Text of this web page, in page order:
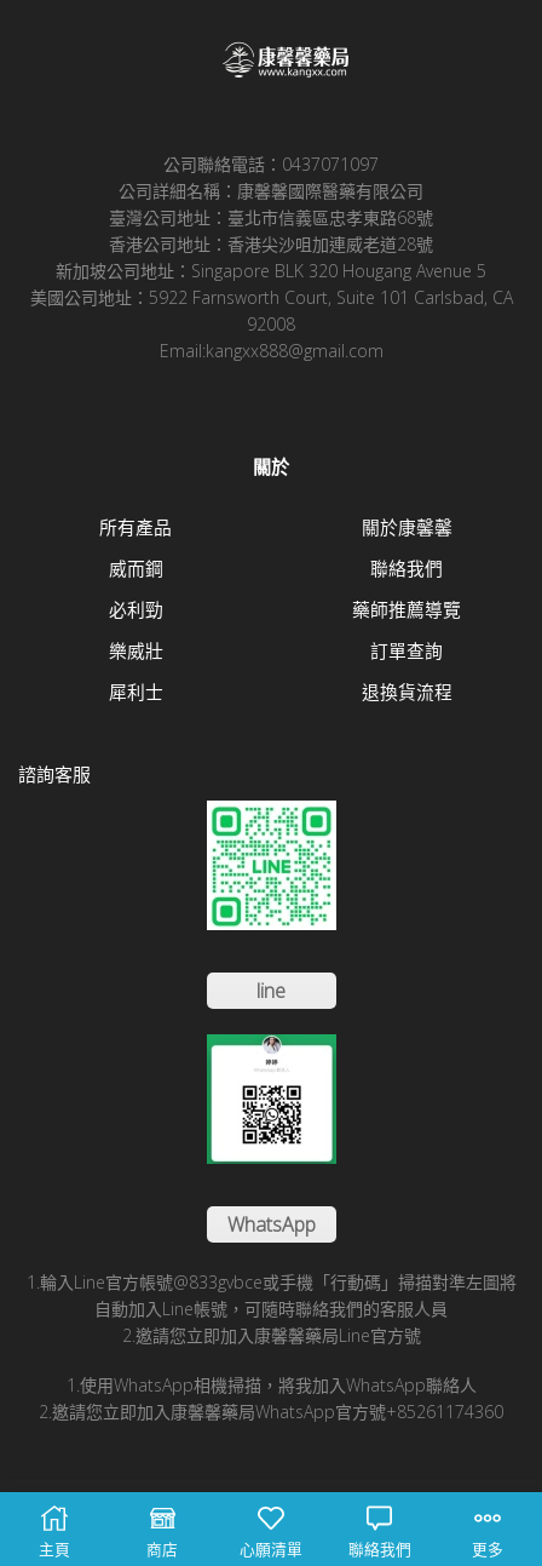
公司聯絡電話：0437071097
公司詳細名稱：康馨馨國際醫藥有限公司
臺灣公司地址：臺北市信義區忠孝東路68號
香港公司地址：香港尖沙咀加連威老道28號
新加坡公司地址：Singapore BLK 320 Hougang Avenue 5
美國公司地址：5922 Farnsworth Court, Suite 101 Carlsbad, CA
92008
Email:kangxx888@gmail.com
關於
所有產品
威而鋼
必利勁
樂威壯
犀利士
關於康馨馨
聯絡我們
藥師推薦導覽
訂單查詢
退換貨流程
諮詢客服
line
WhatsApp
1.輪入Line官方帳號@833gvbce或手機「行動碼」掃描對準左圖將
自動加入Line帳號，可隨時聯絡我們的客服人員
2.邀請您立即加入康馨馨藥局Line官方號
1.使用WhatsApp相機掃描，將我加入WhatsApp聯絡人
2.邀請您立即加入康馨馨藥局WhatsApp官方號+85261174360
© 2025 康馨馨國際醫藥有限公司版所有
主頁 商店 心願清單 聯絡我們 更多